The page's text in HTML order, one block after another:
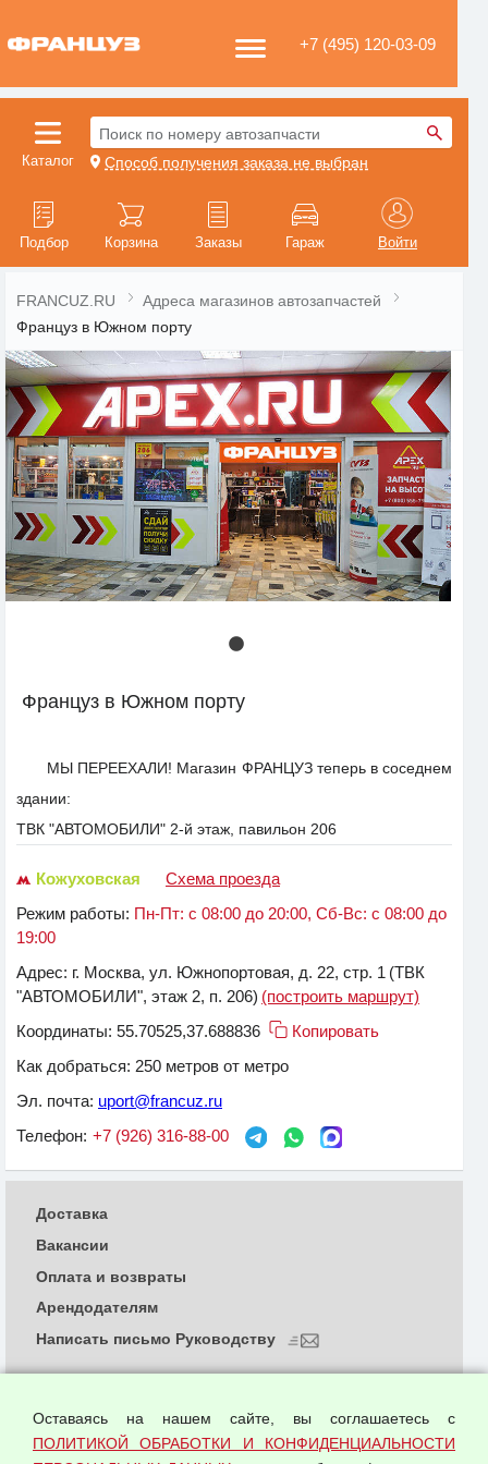
+7 (495) 120-03-09
Каталог
Поиск по номеру автозапчасти
Способ получения заказа не выбран
Подбор Корзина Заказы Гараж Войти
FRANCUZ.RU
Адреса магазинов автозапчастей
Француз в Южном порту
Француз в Южном порту
МЫ ПЕРЕЕХАЛИ! Магазин ФРАНЦУЗ теперь в соседнем
здании:
ТВК "АВТОМОБИЛИ" 2-й этаж, павильон 206
Кожуховская
Схема проезда
Режим работы: Пн-Пт: с 08:00 до 20:00, Сб-Вс: с 08:00 до
19:00
Адрес: г. Москва, ул. Южнопортовая, д. 22, стр. 1 (ТВК
"АВТОМОБИЛИ", этаж 2, п. 206) (построить маршрут)
Координаты: 55.70525,37.688836
Копировать
Как добраться: 250 метров от метро
Эл. почта: uport@francuz.ru
Телефон: +7 (926) 316-88-00
Политика обработки и конфиденциальности
персональных данных
Доставка
Вакансии
Оплата и возвраты
Арендодателям
Написать письмо Руководству
Оставаясь на нашем сайте, вы соглашаетесь с
ПОЛИТИКОЙ ОБРАБОТКИ И КОНФИДЕНЦИАЛЬНОСТИ